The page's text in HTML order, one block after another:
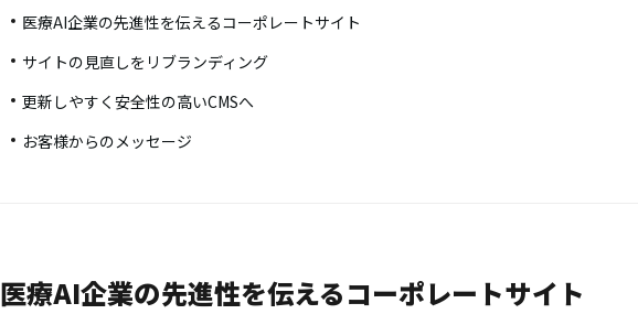
医療AI企業の先進性を伝えるコーポレートサイト
サイトの見直しをリブランディング
更新しやすく安全性の高いCMSへ
お客様からのメッセージ
医療AI企業の先進性を伝えるコーポレートサイト